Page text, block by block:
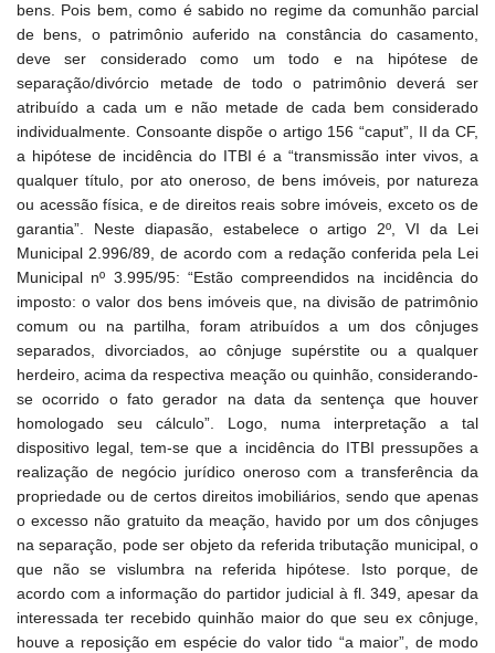
bens. Pois bem, como é sabido no regime da comunhão parcial
de bens, o patrimônio auferido na constância do casamento,
deve ser considerado como um todo e na hipótese de
separação/divórcio metade de todo o patrimônio deverá ser
atribuído a cada um e não metade de cada bem considerado
individualmente. Consoante dispõe o artigo 156 “caput”, II da CF,
a hipótese de incidência do ITBI é a “transmissão inter vivos, a
qualquer título, por ato oneroso, de bens imóveis, por natureza
ou acessão física, e de direitos reais sobre imóveis, exceto os de
garantia”. Neste diapasão, estabelece o artigo 2º, VI da Lei
Municipal 2.996/89, de acordo com a redação conferida pela Lei
Municipal nº 3.995/95: “Estão compreendidos na incidência do
imposto: o valor dos bens imóveis que, na divisão de patrimônio
comum ou na partilha, foram atribuídos a um dos cônjuges
separados, divorciados, ao cônjuge supérstite ou a qualquer
herdeiro, acima da respectiva meação ou quinhão, considerando-
se ocorrido o fato gerador na data da sentença que houver
homologado seu cálculo”. Logo, numa interpretação a tal
dispositivo legal, tem-se que a incidência do ITBI pressupões a
realização de negócio jurídico oneroso com a transferência da
propriedade ou de certos direitos imobiliários, sendo que apenas
o excesso não gratuito da meação, havido por um dos cônjuges
na separação, pode ser objeto da referida tributação municipal, o
que não se vislumbra na referida hipótese. Isto porque, de
acordo com a informação do partidor judicial à fl. 349, apesar da
interessada ter recebido quinhão maior do que seu ex cônjuge,
houve a reposição em espécie do valor tido “a maior”, de modo